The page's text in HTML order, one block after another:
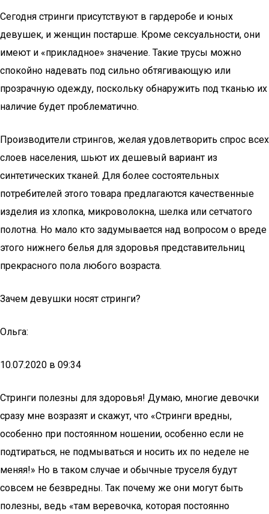
Сегодня стринги присутствуют в гардеробе и юных
девушек, и женщин постарше. Кроме сексуальности, они
имеют и «прикладное» значение. Такие трусы можно
спокойно надевать под сильно обтягивающую или
прозрачную одежду, поскольку обнаружить под тканью их
наличие будет проблематично.
Производители стрингов, желая удовлетворить спрос всех
слоев населения, шьют их дешевый вариант из
синтетических тканей. Для более состоятельных
потребителей этого товара предлагаются качественные
изделия из хлопка, микроволокна, шелка или сетчатого
полотна. Но мало кто задумывается над вопросом о вреде
этого нижнего белья для здоровья представительниц
прекрасного пола любого возраста.
Зачем девушки носят стринги?
Ольга:
10.07.2020 в 09:34
Стринги полезны для здоровья! Думаю, многие девочки
сразу мне возразят и скажут, что «Стринги вредны,
особенно при постоянном ношении, особенно если не
подтираться, не подмываться и носить их по неделе не
меняя!» Но в таком случае и обычные труселя будут
совсем не безвредны. Так почему же они могут быть
полезны, ведь «там веревочка, которая постоянно